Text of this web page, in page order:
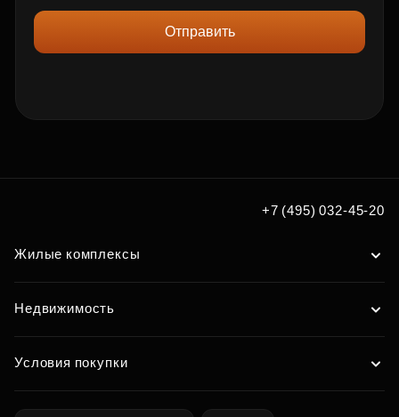
Отправить
+7 (495) 032-45-20
Жилые комплексы
Недвижимость
Условия покупки